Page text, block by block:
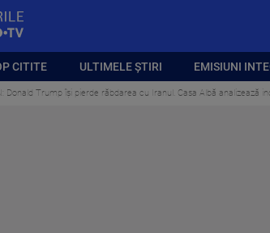
CITITE ULTIMELE ȘTIRI EMISIUNI
Donald Trump își pierde răbdarea cu Iranul. Casa Albă analizează